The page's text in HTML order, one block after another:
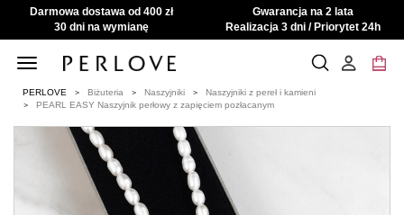
Darmowa dostawa od 400 zł
Gwarancja na 2 lata
30 dni na wymianę
Realizacja 3 dni / Priorytet 24h
Toggle
PERLOVE Biżuteria Naszyjniki
Naszyjniki z pereł i kamieni
PEARL EASY Naszyjnik perłowy z zapięciem pozłacanym